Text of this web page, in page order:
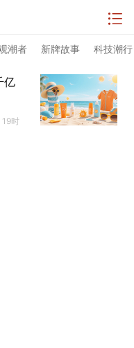
潮者 新牌故事 科技潮行
亿
19时